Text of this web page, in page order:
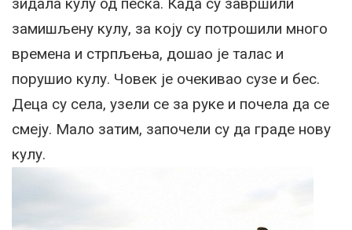
зидала кулу од песка. Када су завршили
замишљену кулу, за коју су потрошили много
времена и стрпљења, дошао је талас и
порушио кулу. Човек је очекивао сузе и бес.
Деца су села, узели се за руке и почела да се
смеју. Мало затим, започели су да граде нову
кулу.